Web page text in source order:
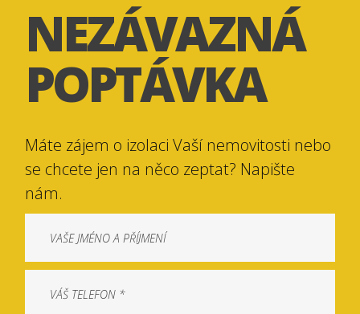
NEZÁVAZNÁ
POPTÁVKA
Máte zájem o izolaci Vaší nemovitosti nebo
se chcete jen na něco zeptat? Napište
nám.